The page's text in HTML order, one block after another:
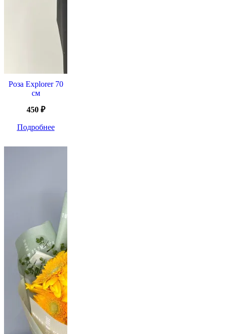
Роза Explorer 70
см
450 ₽
Подробнее